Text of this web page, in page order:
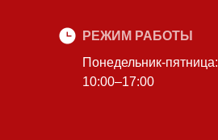
РЕЖИМ РАБОТЫ
Понедельник-пятница:
10:00–17:00